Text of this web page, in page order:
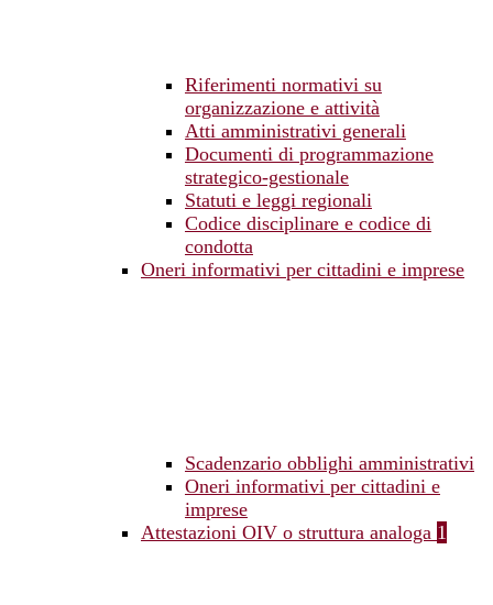
Riferimenti normativi su
organizzazione e attività
Atti amministrativi generali
Documenti di programmazione
strategico-gestionale
Statuti e leggi regionali
Codice disciplinare e codice di
condotta
Oneri informativi per cittadini e imprese
Scadenzario obblighi amministrativi
Oneri informativi per cittadini e
imprese
Attestazioni OIV o struttura analoga 1